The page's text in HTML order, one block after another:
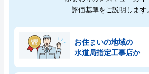
評価基準をご説明します
お住まいの地域の
水道局指定工事店か